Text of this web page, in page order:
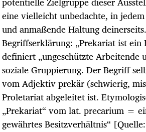
eine vielleicht unbedachte, in
und anmaßende Haltung deinerseits.
Begriffserklärung: „Prekariat ist
definiert „ungeschützte Arbeitende
soziale Gruppierung. Der Begriff
vom Adjektiv prekär (schwierig,
Proletariat abgeleitet ist.
„Prekariat“ vom lat. precarium =
gewährtes Besitzverhältnis“